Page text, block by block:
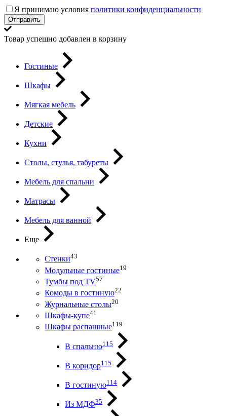
Я принимаю условия политики конфиденциальности
Отправить
Товар успешно добавлен в корзину
Гостиные
Шкафы
Мягкая мебель
Детские
Кухни
Столы, стулья, табуреты
Мебель для спальни
Матрасы
Мебель для ванной
Еще
Стенки43
Модульные гостиные19
Тумбы под ТV57
Комоды в гостиную22
Журнальные столы20
Шкафы-купе41
Шкафы распашные119
В спальню115
В коридор115
В гостиную114
Из МДФ35